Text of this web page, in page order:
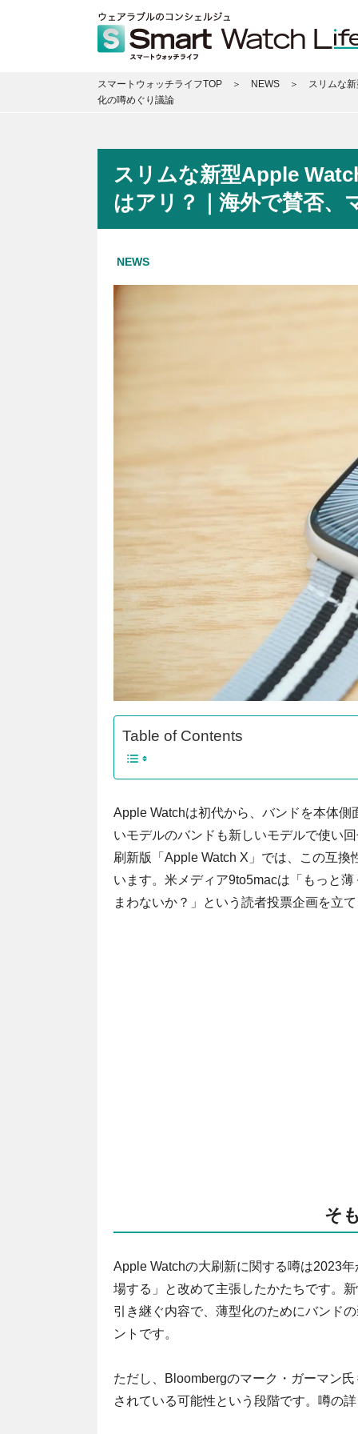
スマートウォッチライフTOP NEWS
スリムな
化の噂めぐり議論
スリムな新型Apple
はアリ？｜海外で賛否、
NEWS
Table of Contents
Apple Watchは初代から、バンドを本体
いモデルのバンドも新しいモデルで使い
刷新版「Apple Watch X」では、この互
います。米メディア9to5macは「もっと
まわないか？」という読者投票企画を立
そ
Apple Watchの大刷新に関する噂は2023
場する」と改めて主張したかたちです。
引き継ぐ内容で、薄型化のためにバンド
ントです。
ただし、Bloombergのマーク・ガーマン
されている可能性という段階です。噂の